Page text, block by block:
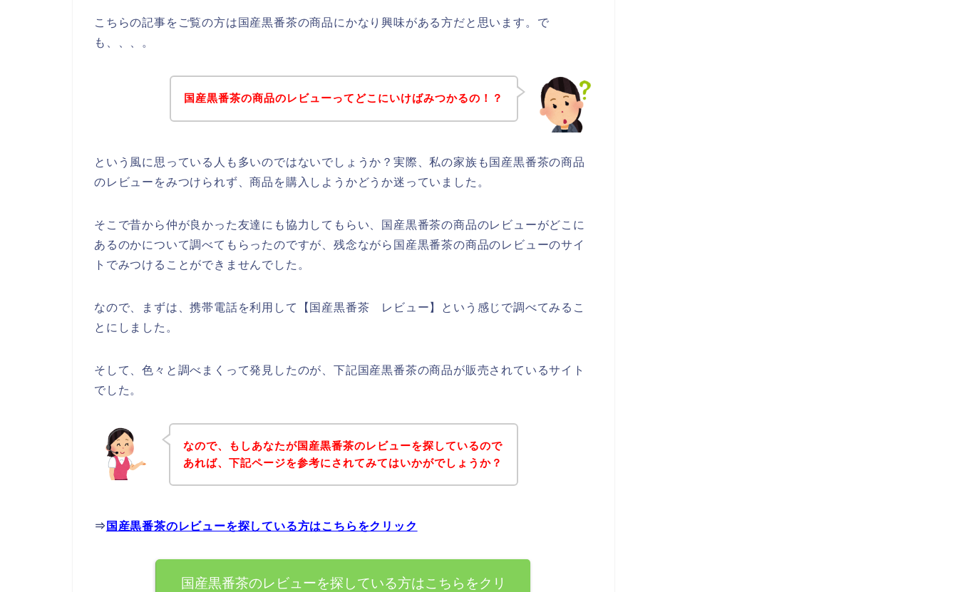
こちらの記事をご覧の方は国産黒番茶の商品にかなり興味がある方だと思います。で
も、、、。
国産黒番茶の商品のレビューってどこにいけばみつかるの！？
という風に思っている人も多いのではないでしょうか？実際、私の家族も国産黒番茶の商品
のレビューをみつけられず、商品を購入しようかどうか迷っていました。
そこで昔から仲が良かった友達にも協力してもらい、国産黒番茶の商品のレビューがどこに
あるのかについて調べてもらったのですが、残念ながら国産黒番茶の商品のレビューのサイ
トでみつけることができませんでした。
なので、まずは、携帯電話を利用して【国産黒番茶 レビュー】という感じで調べてみるこ
とにしました。
そして、色々と調べまくって発見したのが、下記国産黒番茶の商品が販売されているサイト
でした。
なので、もしあなたが国産黒番茶のレビューを探しているので
あれば、下記ページを参考にされてみてはいかがでしょうか？
⇒ 国産黒番茶のレビューを探している方はこちらをクリック
国産黒番茶のレビューを探している方はこちらをクリ